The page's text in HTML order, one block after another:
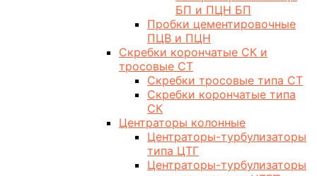
БП и ПЦН БП
Пробки цементировочные
ПЦВ и ПЦН
Скребки корончатые СК и
тросовые СТ
Скребки тросовые типа СТ
Скребки корончатые типа
СК
Центраторы колонные
Центраторы-турбулизаторы
типа ЦТГ
Центраторы-турбулизаторы